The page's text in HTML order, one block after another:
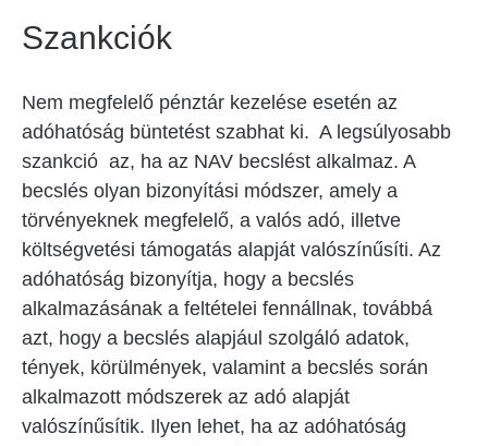
Szankciók
Nem megfelelő pénztár kezelése esetén az
adóhatóság büntetést szabhat ki. A legsúlyosabb
szankció az, ha az NAV becslést alkalmaz. A
becslés olyan bizonyítási módszer, amely a
törvényeknek megfelelő, a valós adó, illetve
költségvetési támogatás alapját valószínűsíti. Az
adóhatóság bizonyítja, hogy a becslés
alkalmazásának a feltételei fennállnak, továbbá
azt, hogy a becslés alapjául szolgáló adatok,
tények, körülmények, valamint a becslés során
alkalmazott módszerek az adó alapját
valószínűsítik. Ilyen lehet, ha az adóhatóság